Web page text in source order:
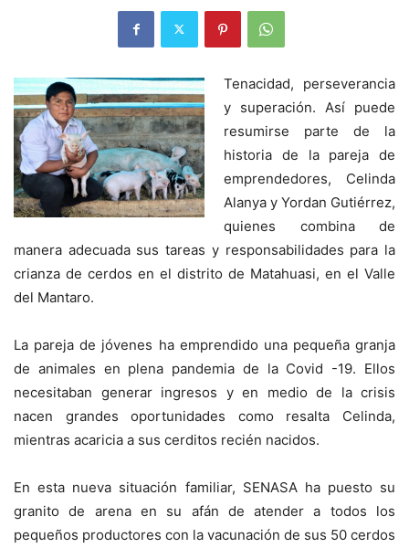
Tenacidad, perseverancia
y superación. Así puede
resumirse parte de la
historia de la pareja de
emprendedores, Celinda
Alanya y Yordan Gutiérrez,
quienes combina de
manera adecuada sus tareas y responsabilidades para la
crianza de cerdos en el distrito de Matahuasi, en el Valle
del Mantaro.
La pareja de jóvenes ha emprendido una pequeña granja
de animales en plena pandemia de la Covid -19. Ellos
necesitaban generar ingresos y en medio de la crisis
nacen grandes oportunidades como resalta Celinda,
mientras acaricia a sus cerditos recién nacidos.
En esta nueva situación familiar, SENASA ha puesto su
granito de arena en su afán de atender a todos los
pequeños productores con la vacunación de sus 50 cerdos